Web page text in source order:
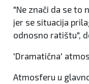
"Ne znači da se to
jer se situacija
odnosno ratištu",
'Dramatična'
Atmosferu u